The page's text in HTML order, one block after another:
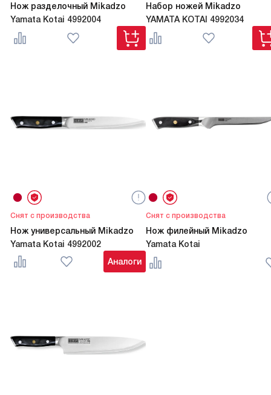
Нож разделочный Mikadzo
Yamata Kotai 4992004
Набор ножей Mikadzo
YAMATA KOTAI 4992034
Снят с производства
Нож универсальный Mikadzo
Yamata Kotai 4992002
Аналоги
Снят с производства
Нож филейный Mikadzo
Yamata Kotai